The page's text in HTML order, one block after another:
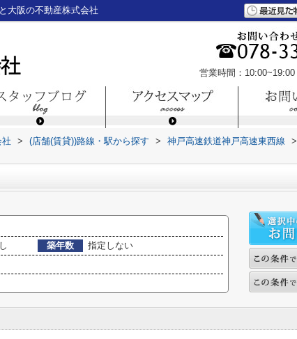
大阪の不動産株式会社
営業時間：10:00~19:00
> (店舗(賃貸))路線・駅から探す > 神戸高速鉄道神戸高速東西線 >
築年数
指定しない